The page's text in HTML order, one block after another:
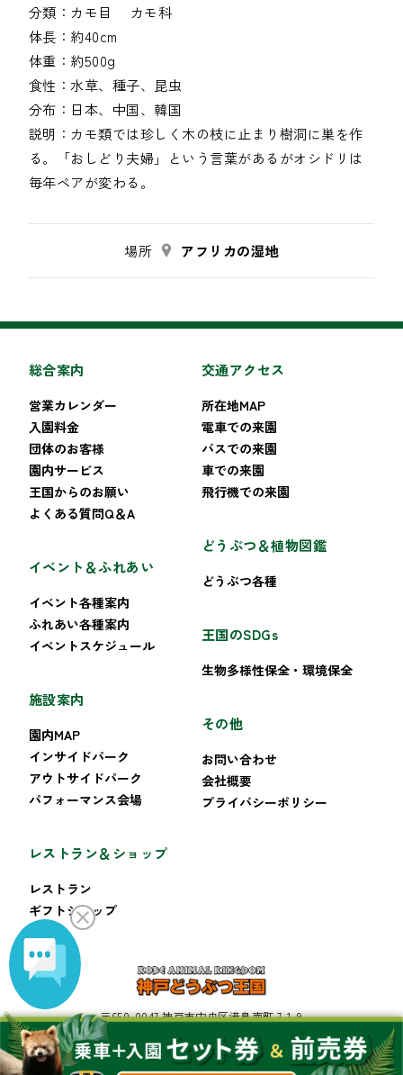
分類： カモ目
カモ科
体長： 約40cm
体重： 約500g
食性：水草、種子、昆虫
分布： 日本、中国、韓国
説明： カモ類では珍しく木の枝に止まり樹洞に巣を作
る。「おしどり夫婦」という言葉があるがオシドリは
場所 アフリカの湿地
総合案内
営業カレンダー
入園料金
団体のお客様
園内サービス
王国からのお願い
よくある質問Q＆A
イベント＆ふれあい
イベント各種案内
ふれあい各種案内
イベントスケジュール
施設案内
園内MAP
インサイドパーク
アウトサイドパーク
パフォーマンス会場
レストラン＆ショップ
レストラン
ギフトショップ
交通アクセス
所在地MAP
電車での来園
バスでの来園
車での来園
飛行機での来園
どうぶつ＆植物図鑑
どうぶつ各種
王国のSDGs
生物多様性保全・環境保全
その他
お問い合わせ
会社概要
プライバシーポリシー
〒650-0047 神戸市中央区港島南町 7-1-9